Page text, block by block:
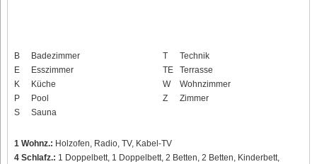
B
Badezimmer
E
Esszimmer
K
Küche
P
Pool
S
Sauna
T
Technik
TE
Terrasse
W
Wohnzimmer
Z
Zimmer
1 Wohnz.: Holzofen, Radio, TV, Kabel-TV
4 Schlafz.: 1 Doppelbett, 1 Doppelbett, 2 Betten, 2 Betten, Kinderbett,